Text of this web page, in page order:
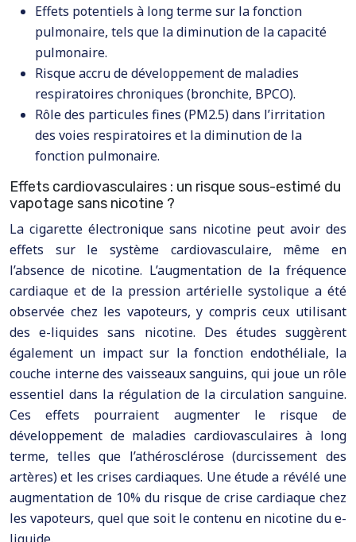
Effets potentiels à long terme sur la fonction
pulmonaire, tels que la diminution de la capacité
pulmonaire.
Risque accru de développement de maladies
respiratoires chroniques (bronchite, BPCO).
Rôle des particules fines (PM2.5) dans l’irritation
des voies respiratoires et la diminution de la
fonction pulmonaire.
Effets cardiovasculaires : un risque sous-estimé du
vapotage sans nicotine ?
La cigarette électronique sans nicotine peut avoir des
effets sur le système cardiovasculaire, même en
l’absence de nicotine. L’augmentation de la fréquence
cardiaque et de la pression artérielle systolique a été
observée chez les vapoteurs, y compris ceux utilisant
des e-liquides sans nicotine. Des études suggèrent
également un impact sur la fonction endothéliale, la
couche interne des vaisseaux sanguins, qui joue un rôle
essentiel dans la régulation de la circulation sanguine.
Ces effets pourraient augmenter le risque de
développement de maladies cardiovasculaires à long
terme, telles que l’athérosclérose (durcissement des
artères) et les crises cardiaques. Une étude a révélé une
augmentation de 10% du risque de crise cardiaque chez
les vapoteurs, quel que soit le contenu en nicotine du e-
liquide.